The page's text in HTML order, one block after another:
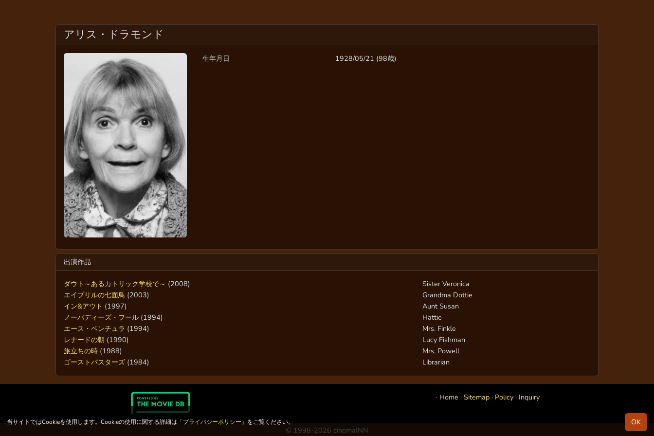
当サイトではCookieを使用します。Cookieの使用に関する詳細は「プライバシーポリシー 」をご覧ください。 OK
アリス・ドラモンド
生年月日 1928/05/21 (98歳)
出演作品
ダウト～あるカトリック学校で～ (2008)
Sister Veronica
エイプリルの七面鳥 (2003)
Grandma Dottie
イン&アウト (1997)
Aunt Susan
ノーバディーズ・フール (1994)
Hattie
エース・ベンチュラ (1994)
Mrs. Finkle
レナードの朝 (1990)
Lucy Fishman
旅立ちの時 (1988)
Mrs. Powell
ゴーストバスターズ (1984) Librarian
· Home · Sitemap· Policy· Inquiry
© 1998-2026 cinemaINN